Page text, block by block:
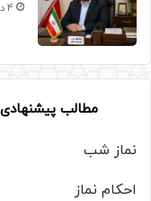
4 دقیقه پیش
مطالب پیشنهادی
نماز شب
احکام نماز